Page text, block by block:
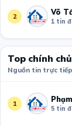
2 Võ
1 tin
Top chính chủ
Nguồn tin trực tiếp
1
5 tin